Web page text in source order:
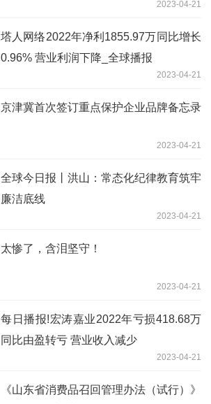
2023-04-21
塔人网络2022年净利1855.97万同比增长
0.96% 营业利润下降_全球播报
2023-04-21
京津冀首次签订重点保护企业品牌备忘录
2023-04-21
全球今日报丨洪山：常态化纪律教育筑牢
廉洁底线
2023-04-21
太惨了，含泪坚守！
2023-04-21
每日播报!宏涛嘉业2022年亏损418.68万
同比由盈转亏 营业收入减少
2023-04-21
《山东省消费品召回管理办法（试行）》